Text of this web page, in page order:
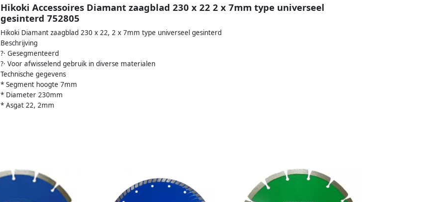
Hikoki Accessoires Diamant zaagblad 230 x 22 2 x 7mm type universeel
gesinterd 752805
Hikoki Diamant zaagblad 230 x 22, 2 x 7mm type universeel gesinterd
Beschrijving
?· Gesegmenteerd
?· Voor afwisselend gebruik in diverse materialen
Technische gegevens
* Segment hoogte 7mm
* Diameter 230mm
* Asgat 22, 2mm